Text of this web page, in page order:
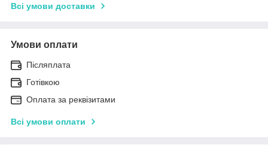
Всі умови доставки
Умови оплати
Післяплата
Готівкою
Оплата за реквізитами
Всі умови оплати